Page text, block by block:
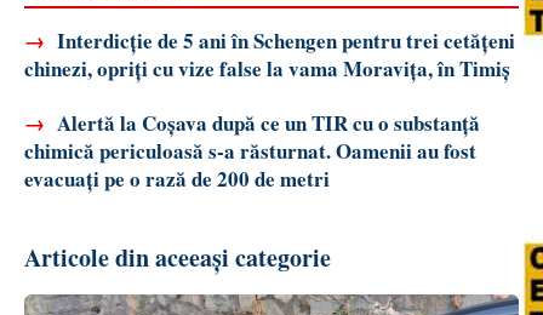
→ Interdicție de 5 ani în Schengen pentru trei cetățeni
chinezi, opriți cu vize false la vama Moravița, în Timiș
→ Alertă la Coșava după ce un TIR cu o substanță
chimică periculoasă s-a răsturnat. Oamenii au fost
evacuați pe o rază de 200 de metri
Articole din aceeași categorie